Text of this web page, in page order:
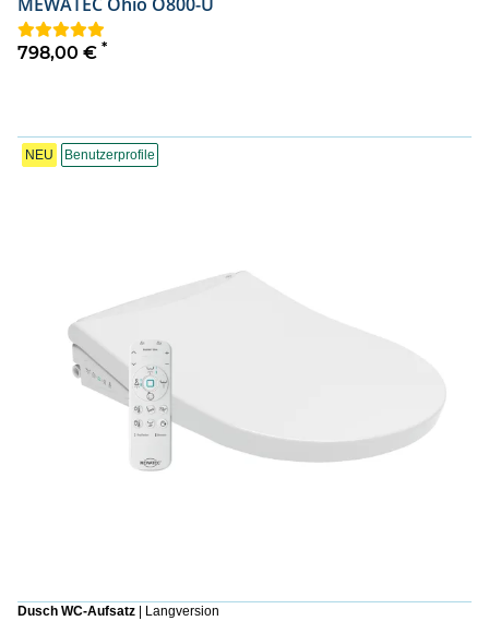
798,00 € *
NEU Benutzerprofile
Dusch WC-Aufsatz | Langversion